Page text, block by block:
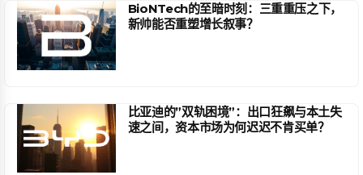
BioNTech的至暗时刻：三重重压之下，
新帅能否重塑增长叙事？
比亚迪的”双轨困境”：出口狂飙与本土失
速之间，资本市场为何迟迟不肯买单？